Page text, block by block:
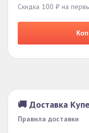
Скидка 100 ₽ на
🚚 Доставка
Правила доставки